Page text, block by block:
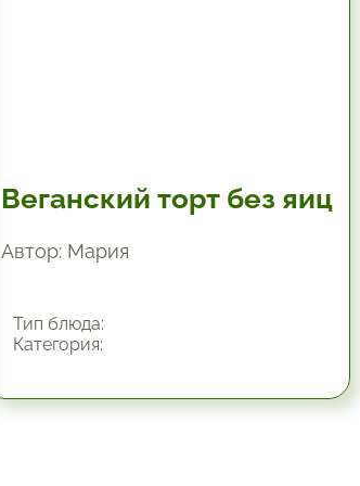
Веганский торт без яиц
Автор: Мария
Тип блюда:
Категория: